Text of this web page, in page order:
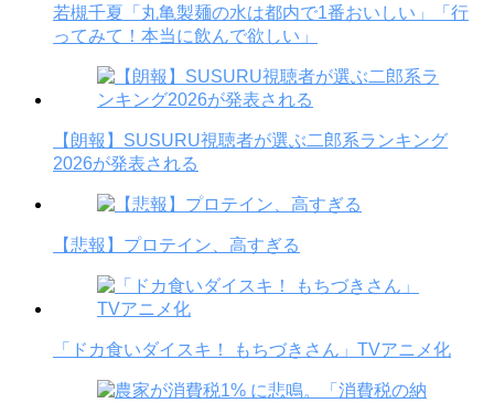
若槻千夏「丸亀製麺の水は都内で1番おいしい」「行
ってみて！本当に飲んで欲しい」
【朗報】SUSURU視聴者が選ぶ二郎系ランキング
2026が発表される
【悲報】プロテイン、高すぎる
「ドカ食いダイスキ！ もちづきさん」TVアニメ化